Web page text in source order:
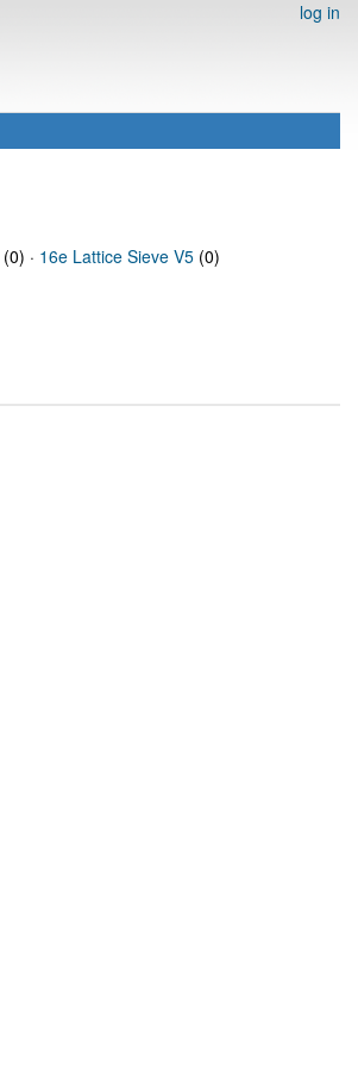
log in
(0) · 16e Lattice Sieve V5 (0)